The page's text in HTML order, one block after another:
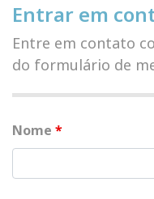
Entrar em
Entre em contato
do formulário de
Nome *